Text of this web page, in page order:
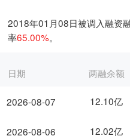
2018年01月08日被调入融资
率65.00%。
日期
2026-08-07
2026-08-06
两融余额
12.10亿
12.02亿